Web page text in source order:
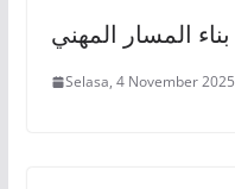
المسار المهني
Selasa, 4 November 2025